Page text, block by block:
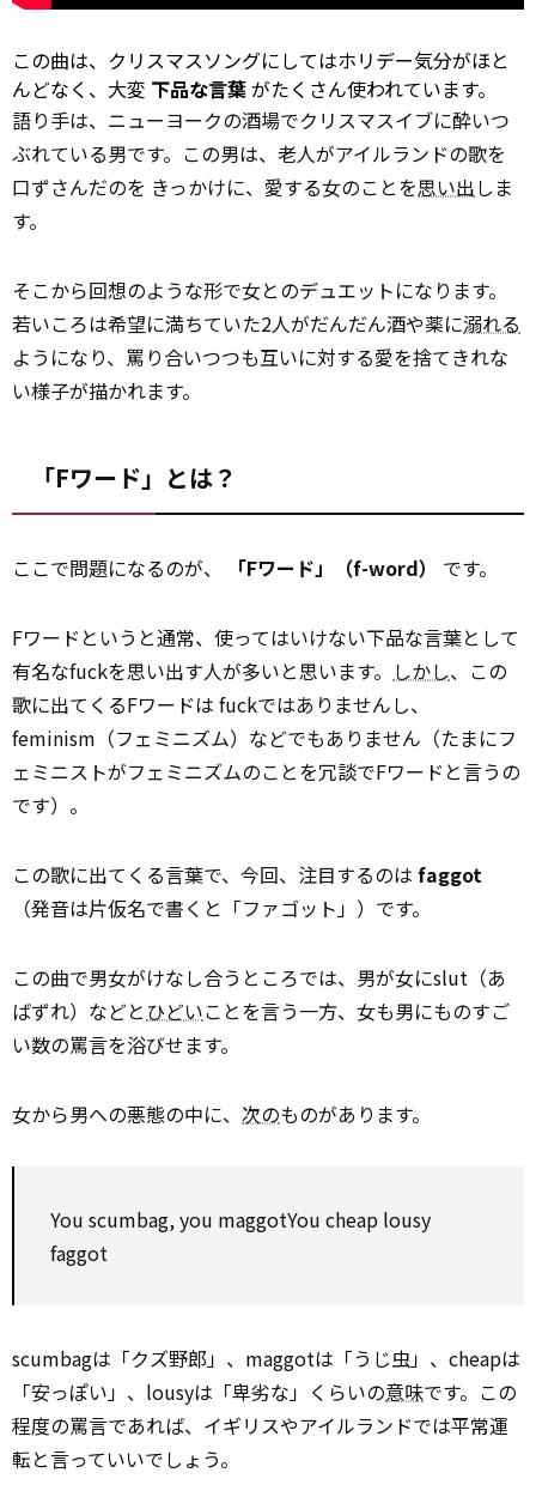
この曲は、クリスマスソングにしてはホリデー気分がほと
んどなく、大変 下品な言葉がたくさん使われています。
語り手は、ニューヨークの酒場でクリスマスイブに酔いつ
ぶれている男です。この男は、老人がアイルランドの歌を
口ずさんだのを きっかけに、愛する女のことを思い出しま
す。
そこから回想のような形で女とのデュエットになります。
若いころは希望に満ちていた2人がだんだん酒や薬に溺れる
ようになり、罵り合いつつも互いに対する愛を捨てきれな
い様子が描かれます。
「Fワード」とは？
ここで問題になるのが、 「Fワード」（f-word） です。
Fワードというと通常、使ってはいけない下品な言葉として
有名なfuckを思い出す人が多いと思います。 しかし、この
歌に出てくるFワードは fuckではありませんし、
feminism（フェミニズム）などでもありません（たまにフ
ェミニストがフェミニズムのことを冗談でFワードと言うの
です）。
この歌に出てくる言葉で、今回、注目するのは faggot
（発音は片仮名で書くと「ファゴット」）です。
この曲で男女がけなし合うところでは、男が女にslut（あ
ばずれ）などと ひどいことを言う一方、女も男にものすご
い数の罵言を浴びせます。
女から男への悪態の中に、 次のものがあります。
You scumbag, you maggotYou cheap lousy
faggot
scumbagは「クズ野郎」、maggotは「うじ虫」、cheapは
「安っぽい」、lousyは「卑劣な」くらいの意味です。この
程度の罵言であれば、イギリスやアイルランドでは平常運
転と言っていいでしょう。